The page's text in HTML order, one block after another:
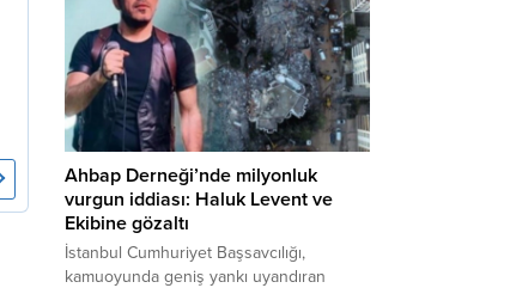
alınan şüphelilerin emniyetteki işlemleri
tamamlandı. Güvenlik birimlerindeki
sorgularının ardından yoğun güvenlik
önlemleri altında adliyeye sevk edilen
U.Y. ve...
Ahbap Derneği’nde milyonluk
vurgun iddiası: Haluk Levent ve
Ekibine gözaltı
İstanbul Cumhuriyet Başsavcılığı,
kamuoyunda geniş yankı uyandıran